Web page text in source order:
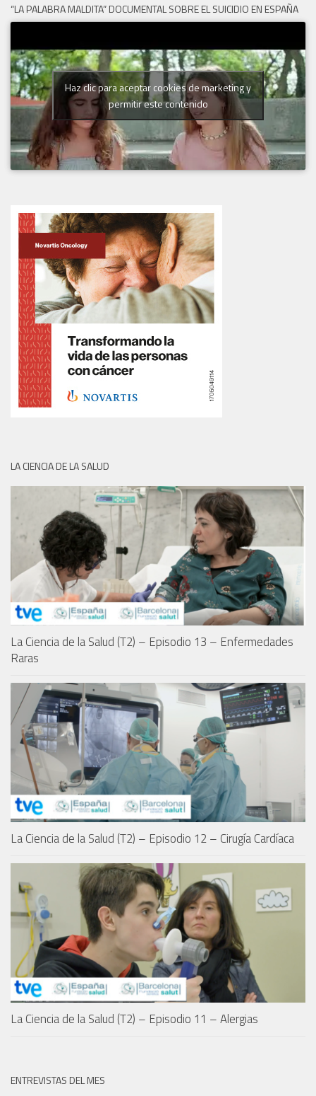
“LA PALABRA MALDITA” DOCUMENTAL SOBRE EL SUICIDIO EN ESPAÑA
Haz clic para aceptar cookies de marketing y
permitir este contenido
LA CIENCIA DE LA SALUD
La Ciencia de la Salud (T2) – Episodio 13 – Enfermedades
Raras
La Ciencia de la Salud (T2) – Episodio 12 – Cirugía Cardíaca
La Ciencia de la Salud (T2) – Episodio 11 – Alergias
ENTREVISTAS DEL MES